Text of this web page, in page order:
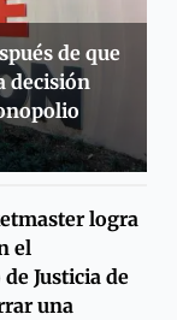
de que
decisión
logra
el
Justicia de
una